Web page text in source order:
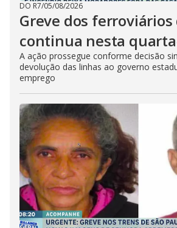
DO R7/05/08/2026
Greve dos ferroviários
continua nesta
A ação prossegue conforme decisão
devolução das linhas ao governo
emprego